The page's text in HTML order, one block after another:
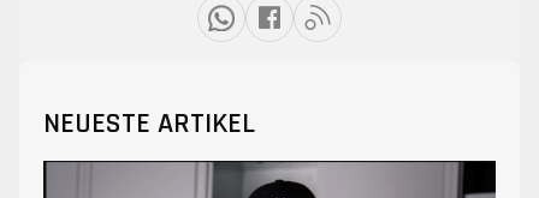
NEUESTE ARTIKEL